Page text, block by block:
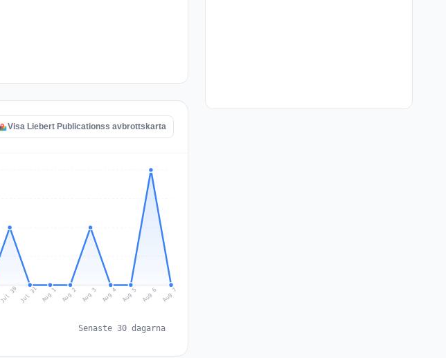
Visa Liebert Publicationss avbrottskarta
Jul 30 Jul 31 Aug 1 Aug 2 Aug 3 Aug 4 Aug 5 Aug 6 Aug 7
Senaste 30 dagarna